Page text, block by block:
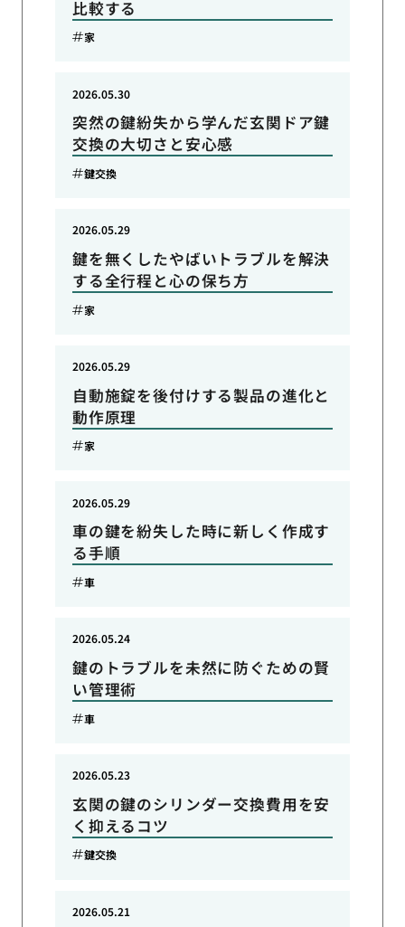
比較する
家
突然の鍵紛失から学んだ玄関ドア鍵
交換の大切さと安心感
2026.05.30
鍵交換
鍵を無くしたやばいトラブルを解決
する全行程と心の保ち方
2026.05.29
家
自動施錠を後付けする製品の進化と
動作原理
2026.05.29
家
車の鍵を紛失した時に新しく作成す
る手順
2026.05.29
車
鍵のトラブルを未然に防ぐための賢
い管理術
2026.05.24
車
玄関の鍵のシリンダー交換費用を安
く抑えるコツ
2026.05.23
鍵交換
2026.05.21